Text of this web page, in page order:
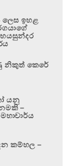
ලෙස ඉහළ
නිකුත් කෙරේ
යනු
–
කම්හල –